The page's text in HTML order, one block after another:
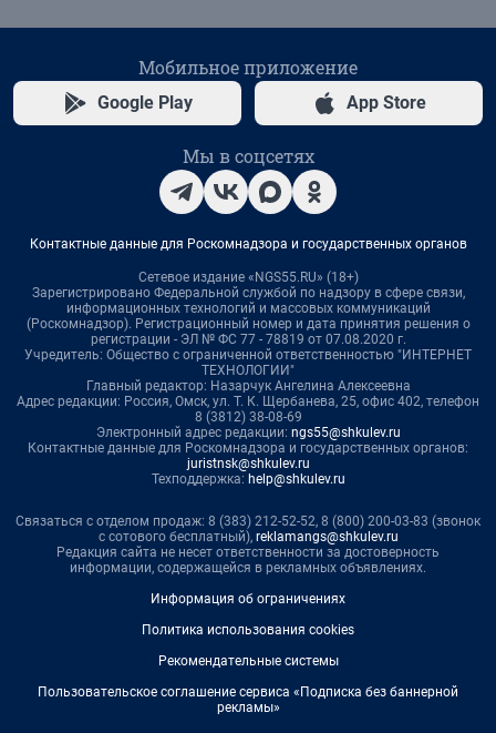
Мобильное приложение
Google Play App Store
Мы в соцсетях
Контактные данные для Роскомнадзора и государственных органов
Сетевое издание «NGS55.RU» (18+)
Зарегистрировано Федеральной службой по надзору в сфере связи,
информационных технологий и массовых коммуникаций
(Роскомнадзор). Регистрационный номер и дата принятия решения о
регистрации - ЭЛ № ФС 77 - 78819 от 07.08.2020 г.
Учредитель: Общество с ограниченной ответственностью "ИНТЕРНЕТ
ТЕХНОЛОГИИ"
Главный редактор: Назарчук Ангелина Алексеевна
Адрес редакции: Россия, Омск, ул. Т. К. Щербанева, 25, офис 402, телефон
8 (3812) 38-08-69
Электронный адрес редакции: ngs55@shkulev.ru
Контактные данные для Роскомнадзора и государственных органов:
juristnsk@shkulev.ru
Техподдержка: help@shkulev.ru
Связаться с отделом продаж: 8 (383) 212-52-52, 8 (800) 200-03-83 (звонок
с сотового бесплатный), reklamangs@shkulev.ru
Редакция сайта не несет ответственности за достоверность
информации, содержащейся в рекламных объявлениях.
Информация об ограничениях
Политика использования cookies
Рекомендательные системы
Пользовательское соглашение сервиса «Подписка без баннерной
рекламы»